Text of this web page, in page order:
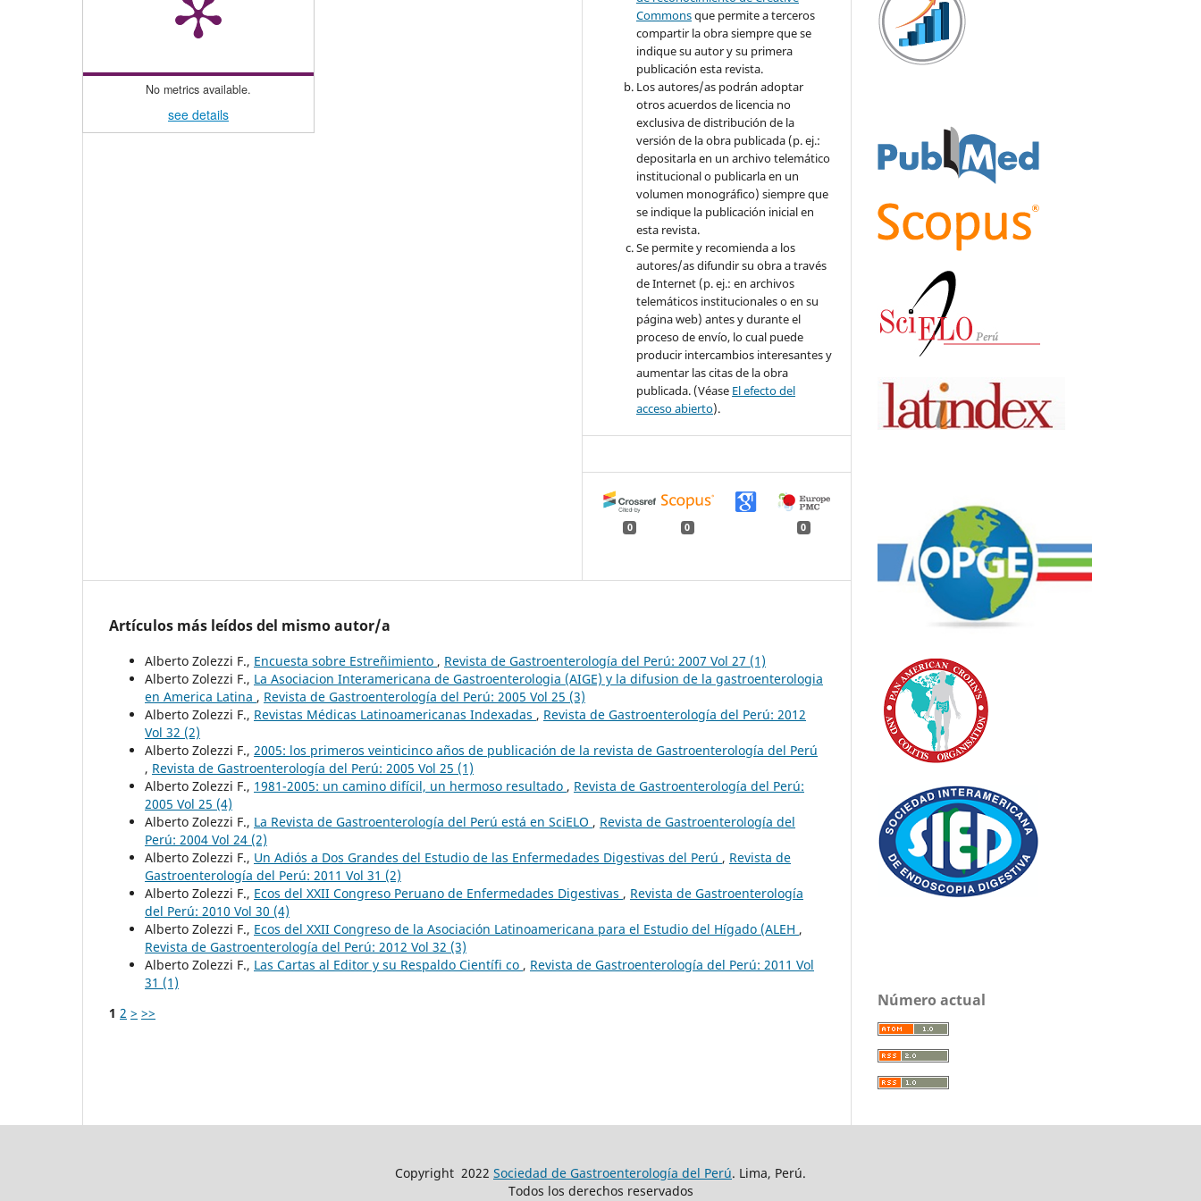
No metrics available.
see details
Commonsque permite a terceros
compartir la obra siempre que se
indique su autor y su primera
publicación esta revista.
Los autores/as podrán adoptar
otros acuerdos de licencia no
exclusiva de distribución de la
versión de la obra publicada (p. ej.:
depositarla en un archivo telemático
institucional o publicarla en un
volumen monográfico) siempre que
se indique la publicación inicial en
esta revista.
Se permite y recomienda a los
autores/as difundir su obra a través
de Internet (p. ej.: en archivos
telemáticos institucionales o en su
página web) antes y durante el
proceso de envío, lo cual puede
producir intercambios interesantes y
aumentar las citas de la obra
publicada. (Véase El efecto del
acceso abierto).
0 0 0
Artículos más leídos del mismo autor/a
Alberto Zolezzi F., Encuesta sobre Estreñimiento , Revista de Gastroenterología del Perú: 2007 Vol 27 (1)
Alberto Zolezzi F., La Asociacion Interamericana de Gastroenterologia (AIGE) y la difusion de la gastroenterologia
en America Latina , Revista de Gastroenterología del Perú: 2005 Vol 25 (3)
Alberto Zolezzi F., Revistas Médicas Latinoamericanas Indexadas , Revista de Gastroenterología del Perú: 2012
Vol 32 (2)
Alberto Zolezzi F., 2005: los primeros veinticinco años de publicación de la revista de Gastroenterología del Perú
, Revista de Gastroenterología del Perú: 2005 Vol 25 (1)
Alberto Zolezzi F., 1981-2005: un camino difícil, un hermoso resultado , Revista de Gastroenterología del Perú:
2005 Vol 25 (4)
Alberto Zolezzi F., La Revista de Gastroenterología del Perú está en SciELO , Revista de Gastroenterología del
Perú: 2004 Vol 24 (2)
Alberto Zolezzi F., Un Adiós a Dos Grandes del Estudio de las Enfermedades Digestivas del Perú , Revista de
Gastroenterología del Perú: 2011 Vol 31 (2)
Alberto Zolezzi F., Ecos del XXII Congreso Peruano de Enfermedades Digestivas , Revista de Gastroenterología
del Perú: 2010 Vol 30 (4)
Alberto Zolezzi F., Ecos del XXII Congreso de la Asociación Latinoamericana para el Estudio del Hígado (ALEH ,
Revista de Gastroenterología del Perú: 2012 Vol 32 (3)
Alberto Zolezzi F., Las Cartas al Editor y su Respaldo Científi co , Revista de Gastroenterología del Perú: 2011 Vol
31 (1)
1 2 > >>
Número actual
Copyright 2022 Sociedad de Gastroenterología del Perú. Lima, Perú.
Todos los derechos reservados